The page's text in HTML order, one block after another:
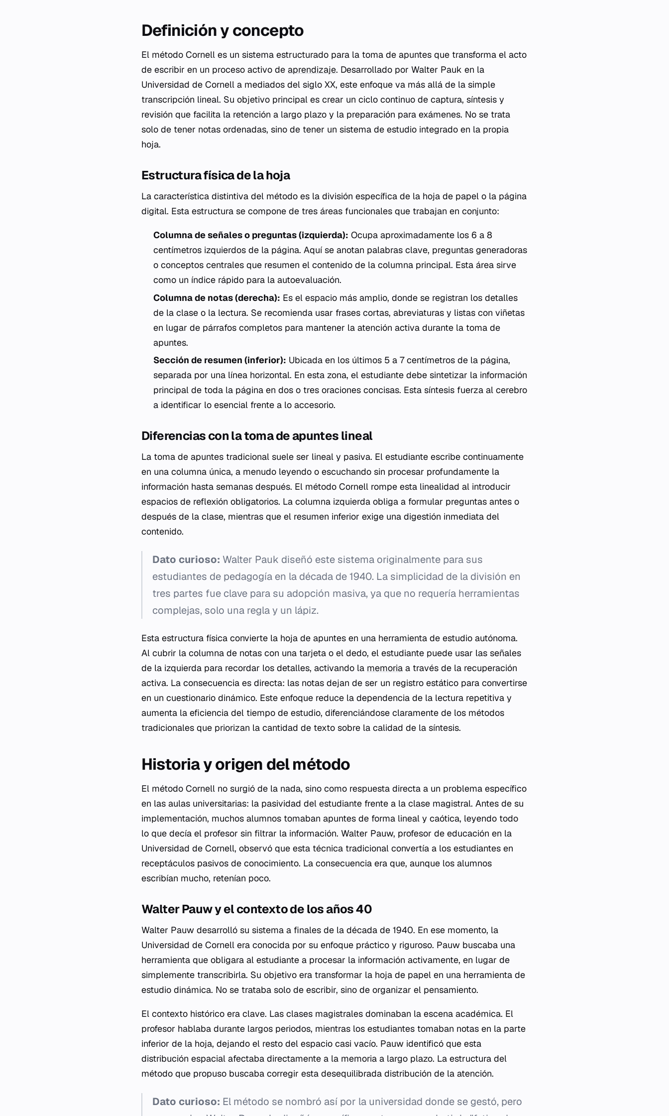
Definición y concepto
El método Cornell es un sistema estructurado para la toma de apuntes que transforma el acto
de escribir en un proceso activo de aprendizaje. Desarrollado por Walter Pauk en la
Universidad de Cornell a mediados del siglo XX, este enfoque va más allá de la simple
transcripción lineal. Su objetivo principal es crear un ciclo continuo de captura, síntesis y
revisión que facilita la retención a largo plazo y la preparación para exámenes. No se trata
solo de tener notas ordenadas, sino de tener un sistema de estudio integrado en la propia
hoja.
Estructura física de la hoja
La característica distintiva del método es la división específica de la hoja de papel o la página
digital. Esta estructura se compone de tres áreas funcionales que trabajan en conjunto:
Columna de señales o preguntas (izquierda): Ocupa aproximadamente los 6 a 8
centímetros izquierdos de la página. Aquí se anotan palabras clave, preguntas generadoras
o conceptos centrales que resumen el contenido de la columna principal. Esta área sirve
como un índice rápido para la autoevaluación.
Columna de notas (derecha): Es el espacio más amplio, donde se registran los detalles
de la clase o la lectura. Se recomienda usar frases cortas, abreviaturas y listas con viñetas
en lugar de párrafos completos para mantener la atención activa durante la toma de
apuntes.
Sección de resumen (inferior): Ubicada en los últimos 5 a 7 centímetros de la página,
separada por una línea horizontal. En esta zona, el estudiante debe sintetizar la información
principal de toda la página en dos o tres oraciones concisas. Esta síntesis fuerza al cerebro
a identificar lo esencial frente a lo accesorio.
Diferencias con la toma de apuntes lineal
La toma de apuntes tradicional suele ser lineal y pasiva. El estudiante escribe continuamente
en una columna única, a menudo leyendo o escuchando sin procesar profundamente la
información hasta semanas después. El método Cornell rompe esta linealidad al introducir
espacios de reflexión obligatorios. La columna izquierda obliga a formular preguntas antes o
después de la clase, mientras que el resumen inferior exige una digestión inmediata del
contenido.
Dato curioso: Walter Pauk diseñó este sistema originalmente para sus
estudiantes de pedagogía en la década de 1940. La simplicidad de la división en
tres partes fue clave para su adopción masiva, ya que no requería herramientas
complejas, solo una regla y un lápiz.
Esta estructura física convierte la hoja de apuntes en una herramienta de estudio autónoma.
Al cubrir la columna de notas con una tarjeta o el dedo, el estudiante puede usar las señales
de la izquierda para recordar los detalles, activando la memoria a través de la recuperación
activa. La consecuencia es directa: las notas dejan de ser un registro estático para convertirse
en un cuestionario dinámico. Este enfoque reduce la dependencia de la lectura repetitiva y
aumenta la eficiencia del tiempo de estudio, diferenciándose claramente de los métodos
tradicionales que priorizan la cantidad de texto sobre la calidad de la síntesis.
Historia y origen del método
El método Cornell no surgió de la nada, sino como respuesta directa a un problema específico
en las aulas universitarias: la pasividad del estudiante frente a la clase magistral. Antes de su
implementación, muchos alumnos tomaban apuntes de forma lineal y caótica, leyendo todo
lo que decía el profesor sin filtrar la información. Walter Pauw, profesor de educación en la
Universidad de Cornell, observó que esta técnica tradicional convertía a los estudiantes en
receptáculos pasivos de conocimiento. La consecuencia era que, aunque los alumnos
escribían mucho, retenían poco.
Walter Pauw y el contexto de los años 40
Walter Pauw desarrolló su sistema a finales de la década de 1940. En ese momento, la
Universidad de Cornell era conocida por su enfoque práctico y riguroso. Pauw buscaba una
herramienta que obligara al estudiante a procesar la información activamente, en lugar de
simplemente transcribirla. Su objetivo era transformar la hoja de papel en una herramienta de
estudio dinámica. No se trataba solo de escribir, sino de organizar el pensamiento.
El contexto histórico era clave. Las clases magistrales dominaban la escena académica. El
profesor hablaba durante largos periodos, mientras los estudiantes tomaban notas en la parte
inferior de la hoja, dejando el resto del espacio casi vacío. Pauw identificó que esta
distribución espacial afectaba directamente a la memoria a largo plazo. La estructura del
método que propuso buscaba corregir esta desequilibrada distribución de la atención.
Dato curioso: El método se nombró así por la universidad donde se gestó, pero